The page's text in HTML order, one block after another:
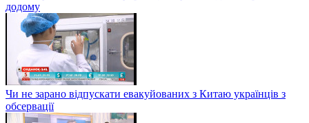
додому
Чи не зарано відпускати евакуйованих з Китаю українців з
обсервації